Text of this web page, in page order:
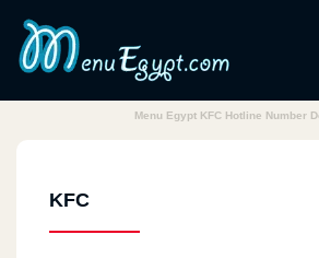
Menu Egypt KFC Hotline Number
KFC